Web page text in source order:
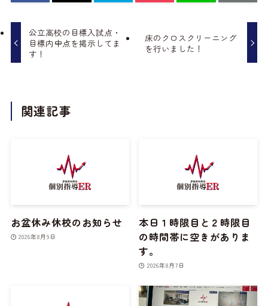
公立高校の目標入試点・
目標内申点を掲示してま
す！
床のクロスクリーニング
を行いました！
関連記事
お盆休み休校のお知らせ
2026年8月9日
本日１時限目と２時限目
の時間帯に空きがありま
す。
2026年8月7日